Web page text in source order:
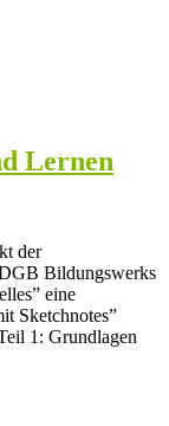
Lernen
der
Bildungswerks
eine
Sketchnotes”
1: Grundlagen